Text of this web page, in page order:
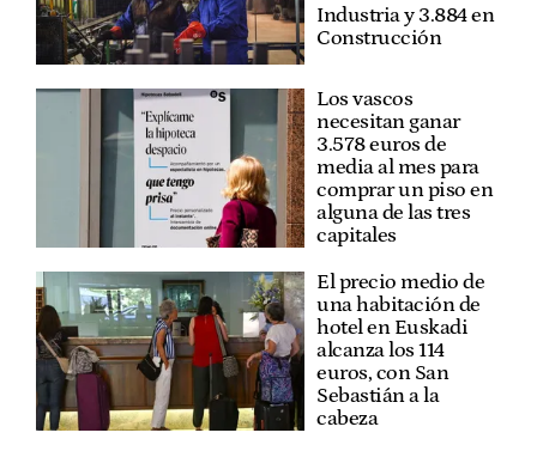
Industria y 3.884 en
Construcción
Los vascos
necesitan ganar
3.578 euros de
media al mes para
comprar un piso en
alguna de las tres
capitales
El precio medio de
una habitación de
hotel en Euskadi
alcanza los 114
euros, con San
Sebastián a la
cabeza